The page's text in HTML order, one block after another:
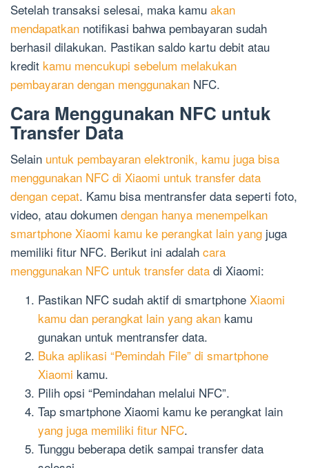
Setelah transaksi selesai, maka kamu akan
mendapatkan notifikasi bahwa pembayaran sudah
berhasil dilakukan. Pastikan saldo kartu debit atau
kredit kamu mencukupi sebelum melakukan
pembayaran dengan menggunakan NFC.
Cara Menggunakan NFC untuk
Transfer Data
Selain untuk pembayaran elektronik, kamu juga bisa
menggunakan NFC di Xiaomi untuk transfer data
dengan cepat. Kamu bisa mentransfer data seperti foto,
video, atau dokumen dengan hanya menempelkan
smartphone Xiaomi kamu ke perangkat lain yang juga
memiliki fitur NFC. Berikut ini adalah cara
menggunakan NFC untuk transfer data di Xiaomi:
Pastikan NFC sudah aktif di smartphone Xiaomi
kamu dan perangkat lain yang akan kamu
gunakan untuk mentransfer data.
Buka aplikasi “Pemindah File” di smartphone
Xiaomi kamu.
Pilih opsi “Pemindahan melalui NFC”.
Tap smartphone Xiaomi kamu ke perangkat lain
yang juga memiliki fitur NFC.
Tunggu beberapa detik sampai transfer data